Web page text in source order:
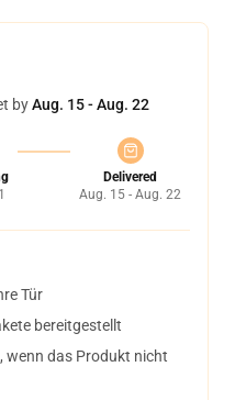
byAug. 15 - Aug. 22
Delivered
Aug. 15 - Aug. 22
Tür
bereitgestellt
wenn das Produkt nicht